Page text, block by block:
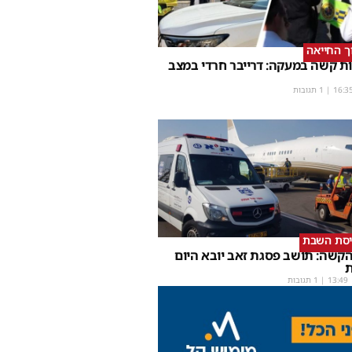
החייאה
קשה במעקה: דרייבר חרדי במצב
| 1 תגובות
השבת
תושב פסגת זאב יובא היום
13:49 | 1 תגובות